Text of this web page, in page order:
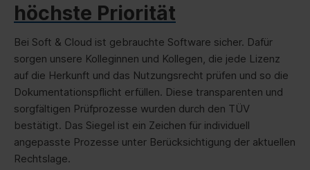
höchste Priorität
Bei Soft & Cloud ist gebrauchte Software sicher. Dafür
sorgen unsere Kolleginnen und Kollegen, die jede Lizenz
auf die Herkunft und das Nutzungsrecht prüfen und so die
Dokumentationspflicht erfüllen. Diese transparenten und
sorgfältigen Prüfprozesse wurden durch den TÜV
bestätigt. Das Siegel ist ein Zeichen für individuell
angepasste Prozesse unter Berücksichtigung der aktuellen
Rechtslage.